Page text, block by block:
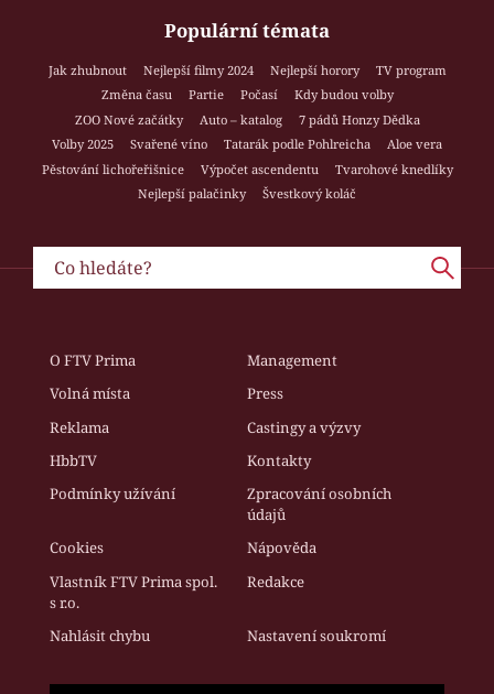
Populární témata
Jak zhubnout Nejlepší filmy 2024 Nejlepší horory
TV program
Změna času
Partie Počasí
Kdy budou volby
ZOO Nové začátky
Auto – katalog
7 pádů Honzy Dědka
Volby 2025
Svařené víno Tatarák podle Pohlreicha
Aloe vera
Pěstování lichořeřišnice
Výpočet ascendentu
Tvarohové knedlíky
Nejlepší palačinky
Švestkový koláč
O FTV Prima
Management
Volná místa
Press
Reklama
Castingy a výzvy
HbbTV
Kontakty
Podmínky užívání
Zpracování osobních
údajů
Cookies
Nápověda
Vlastník FTV Prima spol.
s r.o.
Redakce
Nahlásit chybu Nastavení soukromí